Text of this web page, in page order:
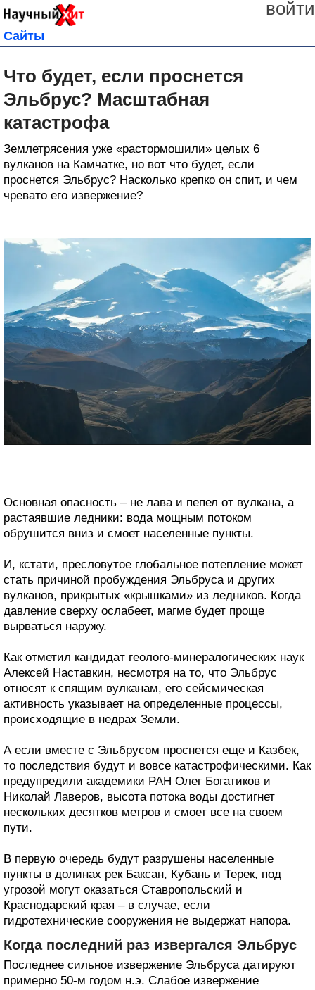
войти
Сайты
Что будет, если проснется
Эльбрус? Масштабная
катастрофа
Землетрясения уже «растормошили» целых 6
вулканов на Камчатке, но вот что будет, если
проснется Эльбрус? Насколько крепко он спит, и чем
чревато его извержение?
Основная опасность – не лава и пепел от вулкана, а
растаявшие ледники: вода мощным потоком
обрушится вниз и смоет населенные пункты.
И, кстати, пресловутое глобальное потепление может
стать причиной пробуждения Эльбруса и других
вулканов, прикрытых «крышками» из ледников. Когда
давление сверху ослабеет, магме будет проще
вырваться наружу.
Как отметил кандидат геолого-минералогических наук
Алексей Наставкин, несмотря на то, что Эльбрус
относят к спящим вулканам, его сейсмическая
активность указывает на определенные процессы,
происходящие в недрах Земли.
А если вместе с Эльбрусом проснется еще и Казбек,
то последствия будут и вовсе катастрофическими. Как
предупредили академики РАН Олег Богатиков и
Николай Лаверов, высота потока воды достигнет
нескольких десятков метров и смоет все на своем
пути.
В первую очередь будут разрушены населенные
пункты в долинах рек Баксан, Кубань и Терек, под
угрозой могут оказаться Ставропольский и
Краснодарский края – в случае, если
гидротехнические сооружения не выдержат напора.
Когда последний раз извергался Эльбрус
Последнее сильное извержение Эльбруса датируют
примерно 50-м годом н.э. Слабое извержение